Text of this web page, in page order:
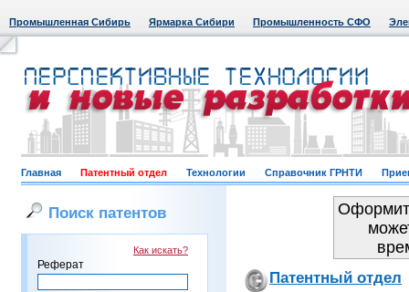
Промышленная Сибирь Ярмарка Сибири Промышленность СФО
Главная Патентный отдел Технологии Справочник ГРНТИ
Поиск патентов
Как искать?
Реферат
Патентный отдел